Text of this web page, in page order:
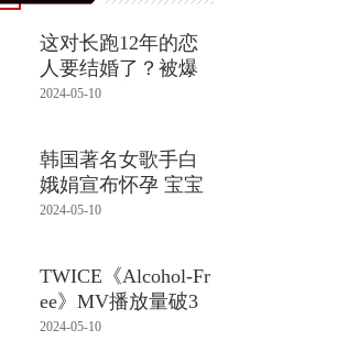
这对长跑12年的恋
人要结婚了？被爆
看到他们交
2024-05-10
韩国著名女歌手白
娥娟宣布怀孕 宝宝
性别曝
2024-05-10
TWICE《Alcohol-Fr
ee》MV播放量破3
亿
2024-05-10